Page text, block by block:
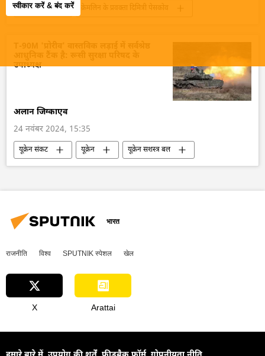
स्वीकार करें & बंद करें
यूक्रेन संकट
क्रेमलिन के प्रवक्ता दिमित्री पेसकोव
उपाध्यक्ष
अलान जिग्काएव
24 नवंबर 2024, 15:35
यूक्रेन संकट यूक्रेन
यूक्रेन सशस्त्र बल
रूस
रूसी सेना
रक्षा मंत्रालय (MoD)
सैन्य प्रौद्योगिकी
भारत
राजनीति विश्व SPUTNIK स्पेशल खेल
X Arattai